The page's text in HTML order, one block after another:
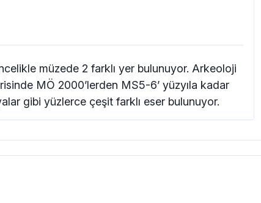
müzede 2 farklı yer bulunuyor. Arkeoloji
MÖ 2000’lerden MS5-6’ yüzyıla kadar
gibi yüzlerce çeşit farklı eser bulunuyor.